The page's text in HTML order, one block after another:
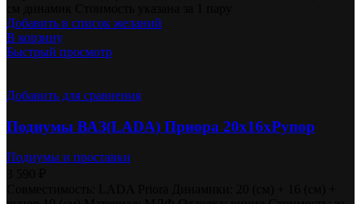
Добавить в список желаний
В корзину
Быстрый просмотр
Добавить для сравнения
Подиумы ВАЗ(LADA) Приора 20х16хРупор
Подиумы и проставки